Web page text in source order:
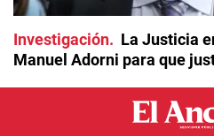
Investigación
La Justicia
Manuel Adorni para que